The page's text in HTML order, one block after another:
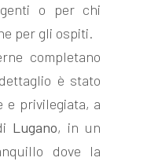
o per chi
per gli ospiti.
completano
è stato
e privilegiata, a
Lugano, in un
dove la